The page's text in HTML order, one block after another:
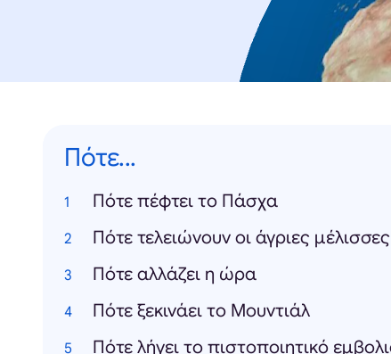
Πότε...
Πότε πέφτει το Πάσχα
Πότε τελειώνουν οι άγριες μέλισσες
Πότε αλλάζει η ώρα
Πότε ξεκινάει το Μουντιάλ
Πότε λήγει το πιστοποιητικό